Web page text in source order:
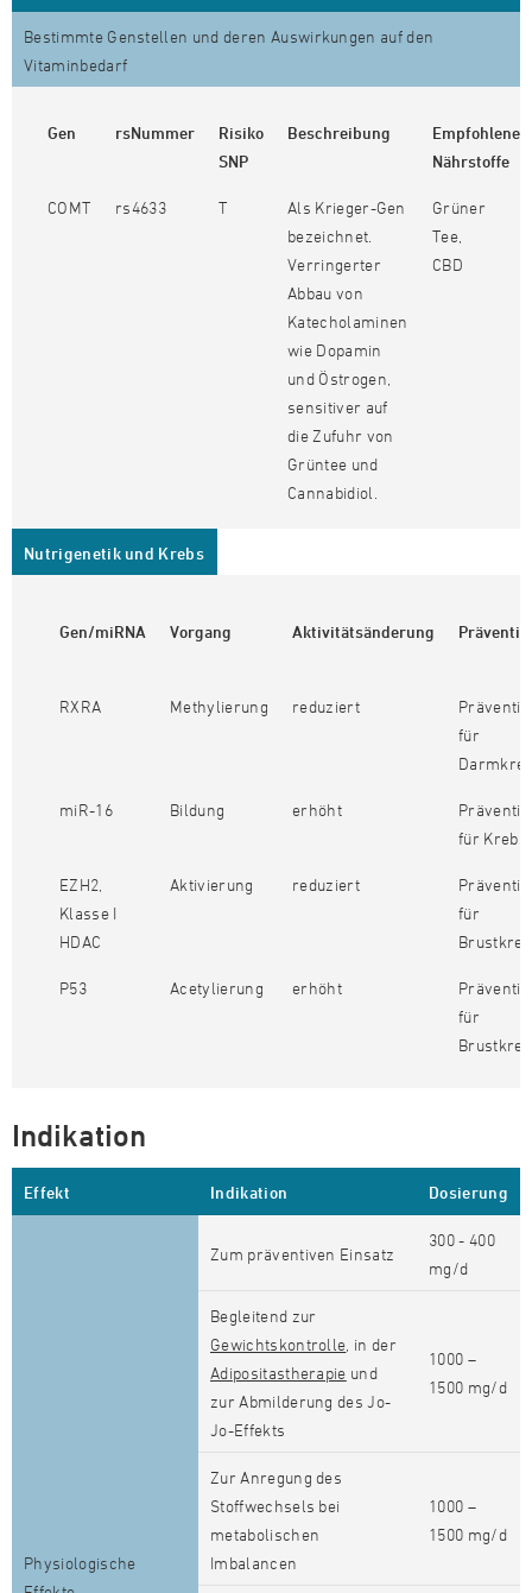
Bestimmte Genstellen und deren Auswirkungen auf den
Vitaminbedarf
Gen rsNummer
Risiko
SNP
Beschreibung
Empfohlene
Nährstoffe
COMT rs4633 T
Als Krieger-Gen
bezeichnet.
Verringerter
Abbau von
Katecholaminen
wie Dopamin
und Östrogen,
sensitiver auf
die Zufuhr von
Grüntee und
Cannabidiol.
Grüner
Tee,
CBD
Nutrigenetik und Krebs
Gen/miRNA Vorgang Aktivitätsänderung
RXRA Methylierung reduziert
Präventiv
für
miR-16 Bildung erhöht
Präventiv
für Krebs
EZH2,
Klasse I
HDAC
Aktivierung reduziert
Präventiv
für
P53 Acetylierung erhöht
Präventiv
für
Indikation
Effekt Indikation Dosierung
Physiologische
Zum präventiven Einsatz
300 - 400
mg/d
Begleitend zur
Gewichtskontrolle , in der
Adipositastherapie und
zur Abmilderung des Jo-
Jo-Effekts
1000 –
1500 mg/d
Zur Anregung des
Stoffwechsels bei
metabolischen
Imbalancen
1000 –
1500 mg/d